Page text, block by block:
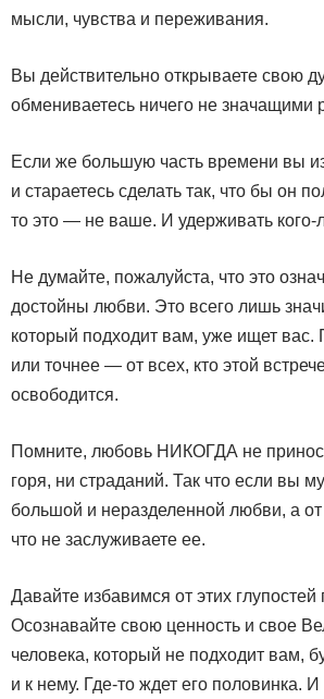
мысли, чувства и переживания.
Вы действительно открываете свою
обмениваетесь ничего не значащими
Если же большую часть времени вы
и стараетесь сделать так, что бы он
то это — не ваше. И удерживать кого-
Не думайте, пожалуйста, что это
достойны любви. Это всего лишь
который подходит вам, уже ищет вас.
или точнее — от всех, кто этой
освободится.
Помните, любовь НИКОГДА не
горя, ни страданий. Так что если вы
большой и неразделенной любви, а от
что не заслуживаете ее.
Давайте избавимся от этих глупостей
Осознавайте свою ценность и свое
человека, который не подходит вам,
и к нему. Где-то ждет его половинка.